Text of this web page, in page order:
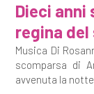
Dieci anni
regina del
Musica Di
scomparsa di
avvenuta la